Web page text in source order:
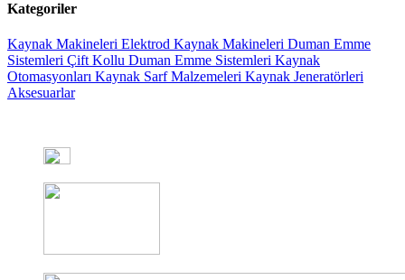
Kategoriler
Kaynak Makineleri Elektrod Kaynak Makineleri Duman Emme
Sistemleri Çift Kollu Duman Emme Sistemleri Kaynak
Otomasyonları Kaynak Sarf Malzemeleri Kaynak Jeneratörleri
Aksesuarlar